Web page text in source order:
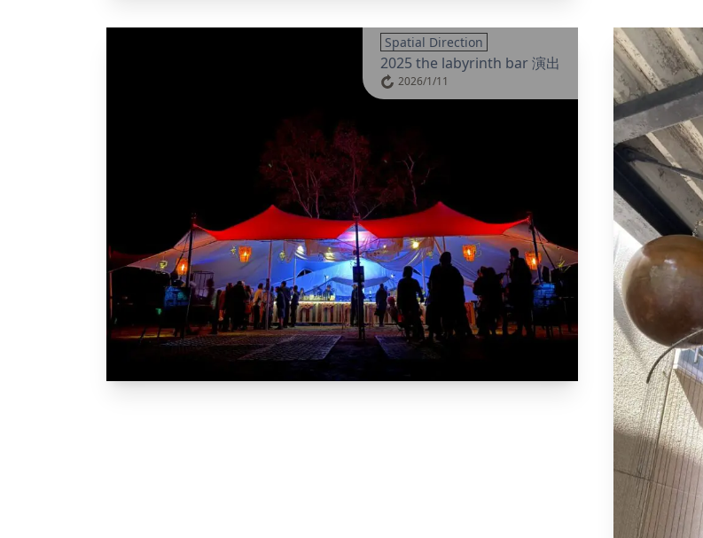
Spatial Direction
2025 the labyrinth bar 演出
2026/1/11